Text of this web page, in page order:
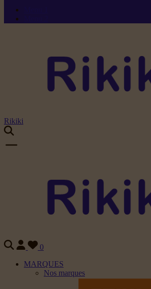
Rikiki
0
MARQUES
Nos marques